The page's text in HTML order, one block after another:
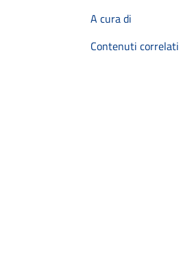
A cura di
Contenuti correlati